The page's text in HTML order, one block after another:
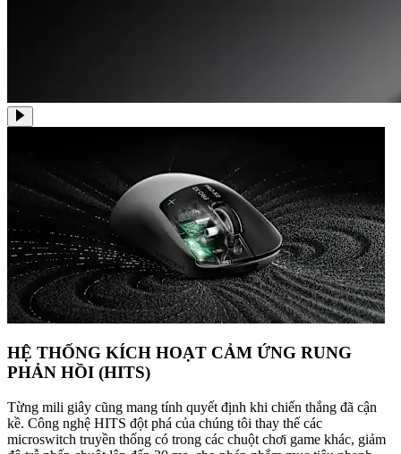
HỆ THỐNG KÍCH HOẠT CẢM ỨNG RUNG
PHẢN HỒI (HITS)
Từng mili giây cũng mang tính quyết định khi chiến thắng đã cận
kề. Công nghệ HITS đột phá của chúng tôi thay thế các
microswitch truyền thống có trong các chuột chơi game khác, giảm